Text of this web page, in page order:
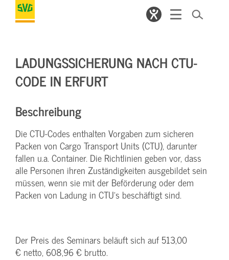
LADUNGSSICHERUNG NACH CTU-
CODE IN ERFURT
Beschreibung
Die CTU-Codes enthalten Vorgaben zum sicheren
Packen von Cargo Transport Units (CTU), darunter
fallen u.a. Container. Die Richtlinien geben vor, dass
alle Personen ihren Zuständigkeiten ausgebildet sein
müssen, wenn sie mit der Beförderung oder dem
Packen von Ladung in CTU's beschäftigt sind.
Der Preis des Seminars beläuft sich auf 513,00
€ netto, 608,96 € brutto.